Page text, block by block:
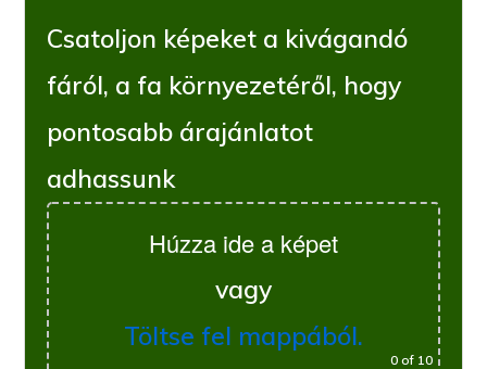
Csatoljon képeket a kivágandó
fáról, a fa környezetéről, hogy
pontosabb árajánlatot
adhassunk
Húzza ide a képet
vagy
Töltse fel mappából.
0of 10